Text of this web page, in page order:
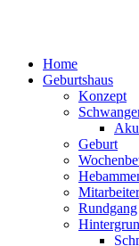
Home
Geburtshaus
Konzept
Geburt
Rundgang